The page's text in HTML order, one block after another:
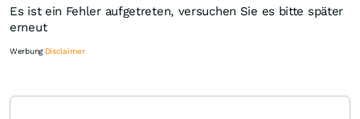
Es ist ein Fehler aufgetreten, versuchen Sie es bitte später
erneut
Werbung Disclaimer